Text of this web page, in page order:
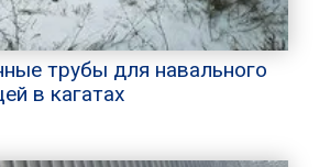
трубы для навального
в кагатах